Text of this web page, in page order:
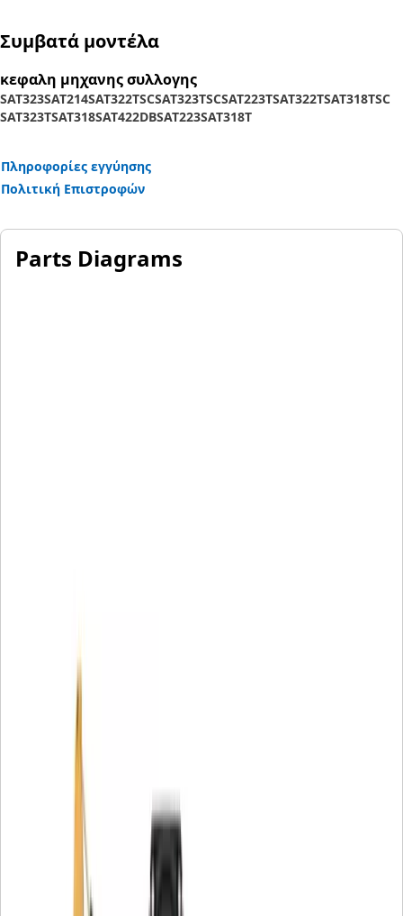
Συμβατά μοντέλα
κεφαλη μηχανης συλλογης
SAT323SAT214SAT322TSCSAT323TSCSAT223TSAT322TSAT318TSC
SAT323TSAT318SAT422DBSAT223SAT318T
Πληροφορίες εγγύησης
Πολιτική Επιστροφών
Parts Diagrams